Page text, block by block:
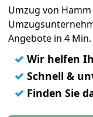
Umzug von
Angebote in 4 Min.
✓ Wir helfen
✓ Schnell &
✓ Finden Sie